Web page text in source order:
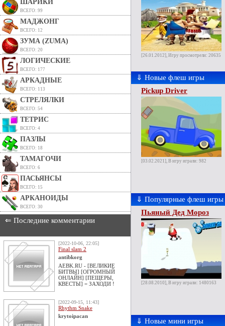
ШАРИКИ
ВСЕГО: 99
МАДЖОНГ
ВСЕГО: 12
ЗУМА (ZUMA)
ВСЕГО: 20
ЛОГИЧЕСКИЕ
ВСЕГО: 177
АРКАДНЫЕ
ВСЕГО: 113
СТРЕЛЯЛКИ
ВСЕГО: 54
ТЕТРИС
ВСЕГО: 4
ПАЗЛЫ
ВСЕГО: 18
ТАМАГОЧИ
ВСЕГО: 6
ПАСЬЯНСЫ
ВСЕГО: 15
АРКАНОИДЫ
ВСЕГО: 30
⇐ Последние комментарии
[2022-10-06, 22:05]
Final slam 2
antibkorg
AEBK.RU - [ВЕЛИКИЕ
БИТВЫ] [ОГРОМНЫЙ
ОНЛАЙН] [ПЕЩЕРЫ,
КВЕСТЫ] = ЗАХОДИ !
[2022-09-15, 11:43]
Rhythm Snake
krytoipacan
[26.01.2012], Игру просмотрели: 20635
⇓ Новые флеш игры
Pickup Driver
[03.02.2021], В игру играли: 982
⇓ Популярные флеш игры
Пьяный Дед Мороз
[28.08.2010], В игру играли: 1480163
⇓ Новые мини игры